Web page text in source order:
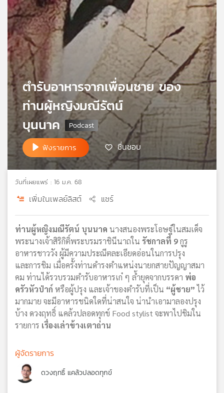
เกี่ยว
กับ
เรา
เครือ
ข่าย
วิทยุ
ไทย
พี
เอส
แผนที่
วิทยุ
ข่าย
ตำรับอาหารจากเพื่อนชาย ของ
ท่านผู้หญิงมณีรัตน์
บุนนาค
ฟังรายการ ชื่นชอบ
วันที่เผยแพร่ : 16 ม.ค. 68
เพิ่มในเพลย์ลิสต์ แชร์
ท่านผู้หญิงมณีรัตน์ บุนนาค นางสนองพระโอษฐ์ในสมเด็จ
พระนางเจ้าสิริกิติ์พระบรมราชินีนาถใน รัชกาลที่ 9กูรู
อาหารชาววัง ผู้มีความประณีตละเอียดอ่อนในการปรุง
และการชิม เมื่อครั้งท่านดำรงตำแหน่งนายกสายปัญญาสมา
คม ท่านได้รวบรวมตำรับอาหารเก๋ ๆ ล้ำยุคจากบรรดา พ่อ
ครัวหัวป่าก์ หรือผู้ปรุง และเจ้าของตำรับที่เป็น “ผู้ชาย”ไว้
มากมาย จะมีอาหารชนิดใดที่น่าสนใจ น่านำเอามาลองปรุง
บ้าง ดวงฤทธิ์ แคล้วปลอดทุกข์ Food stylist จะพาไปชิมใน
รายการ เรื่องเล่าข้างเตาถ่าน
ผู้จัดรายการ
ดวงฤทธิ์ แคล้วปลอดทุกข์